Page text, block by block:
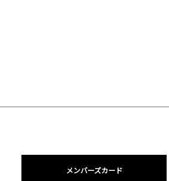
メンバーズカード